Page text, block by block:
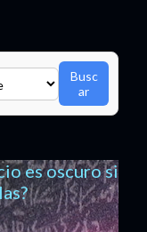
Busc
ar
es oscuro si